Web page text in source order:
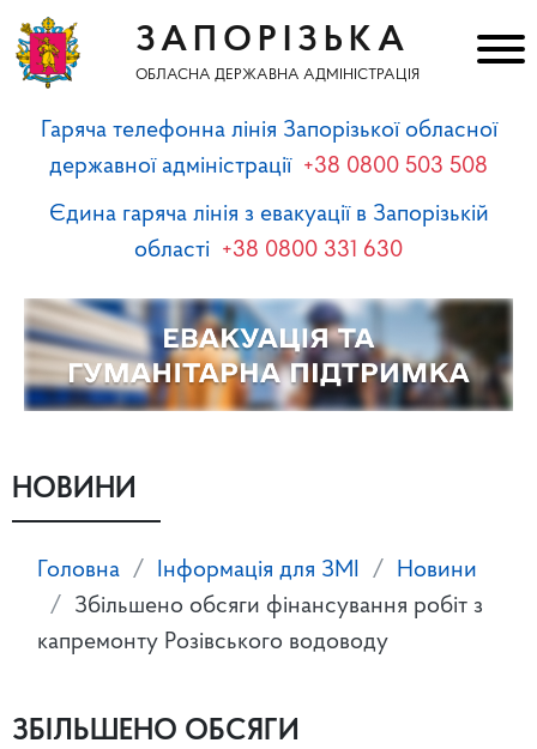
ЗАПОРІЗЬКА
ОБЛАСНА ДЕРЖАВНА АДМІНІСТРАЦІЯ
Гаряча телефонна лінія Запорізької обласної
державної адміністрації +38 0800 503 508
Єдина гаряча лінія з евакуації в Запорізькій
області +38 0800 331 630
НОВИНИ
Головна Інформація для ЗМІ
Новини
Збільшено обсяги фінансування робіт з
капремонту Розівського водоводу
ЗБІЛЬШЕНО ОБСЯГИ